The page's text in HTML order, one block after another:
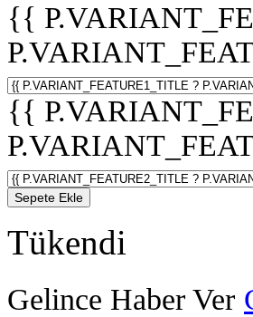
{{
{{
Sepete Ekle
Tükendi
Gelince Haber Ver